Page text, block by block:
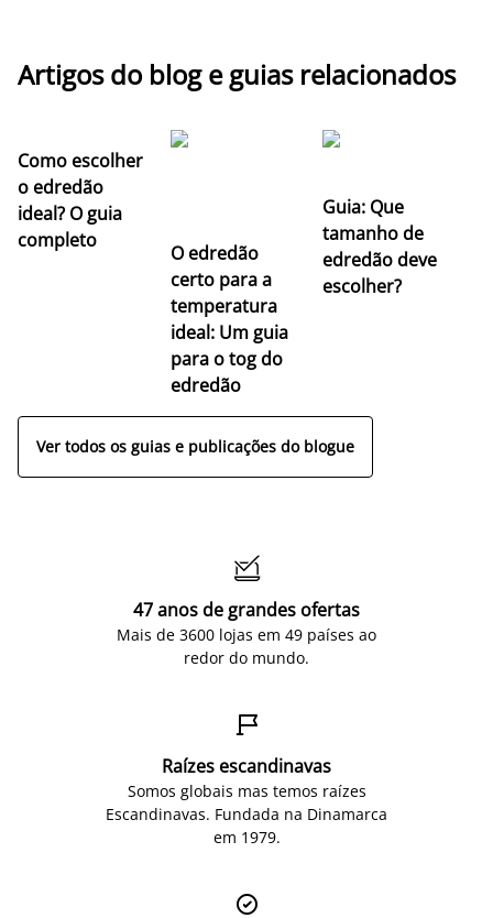
Artigos do blog e guias relacionados
Como escolher
o edredão
ideal? O guia
completo
O edredão
certo para a
temperatura
ideal: Um guia
para o tog do
edredão
Guia: Que
tamanho de
edredão deve
escolher?
Ver todos os guias e publicações do blogue

47 anos de grandes ofertas
Mais de 3600 lojas em 49 países ao
redor do mundo.

Raízes escandinavas
Somos globais mas temos raízes
Escandinavas. Fundada na Dinamarca
em 1979.
